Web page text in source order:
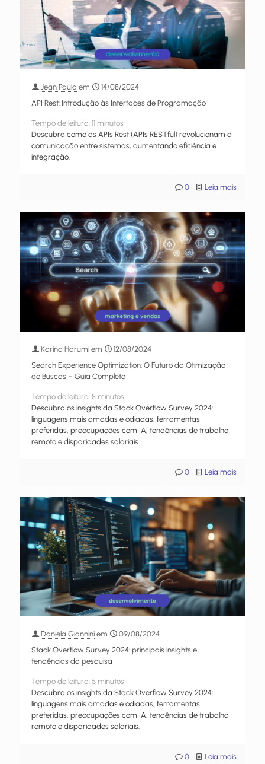
Jean Paula em
14/08/2024
API Rest: Introdução às Interfaces de Programação
Tempo de leitura: 11 minutos
Descubra como as APIs Rest (APIs RESTful) revolucionam a
comunicação entre sistemas, aumentando eficiência e
integração.
0 Leia mais
Karina Harumi em
12/08/2024
Search Experience Optimization: O Futuro da Otimização
de Buscas – Guia Completo
Tempo de leitura: 8 minutos
Descubra os insights da Stack Overflow Survey 2024:
linguagens mais amadas e odiadas, ferramentas
preferidas, preocupações com IA, tendências de trabalho
remoto e disparidades salariais.
0 Leia mais
Daniela Giannini em
09/08/2024
Stack Overflow Survey 2024: principais insights e
tendências da pesquisa
Tempo de leitura: 5 minutos
Descubra os insights da Stack Overflow Survey 2024:
linguagens mais amadas e odiadas, ferramentas
preferidas, preocupações com IA, tendências de trabalho
remoto e disparidades salariais.
0 Leia mais